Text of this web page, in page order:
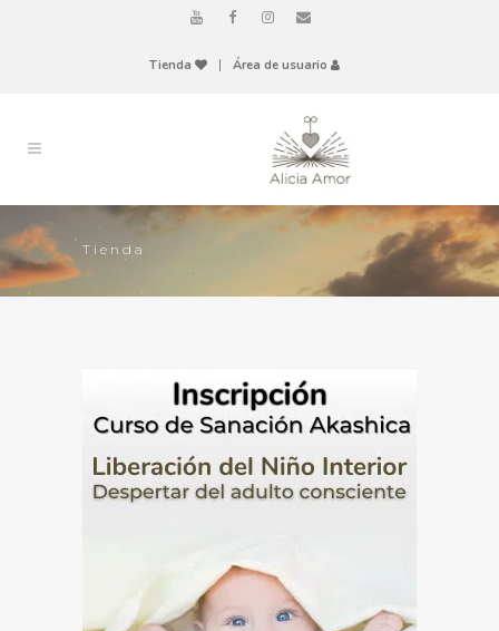
Tienda Área de usuario
Tienda